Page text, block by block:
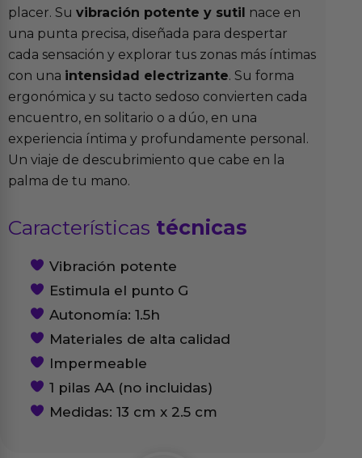
placer. Su vibración potente y sutil nace en
una punta precisa, diseñada para despertar
cada sensación y explorar tus zonas más íntimas
con una intensidad electrizante. Su forma
ergonómica y su tacto sedoso convierten cada
encuentro, en solitario o a dúo, en una
experiencia íntima y profundamente personal.
Un viaje de descubrimiento que cabe en la
palma de tu mano.
Características técnicas
Vibración potente
Estimula el punto G
Autonomía: 1.5h
Materiales de alta calidad
Impermeable
1 pilas AA (no incluidas)
Medidas: 13 cm x 2.5 cm